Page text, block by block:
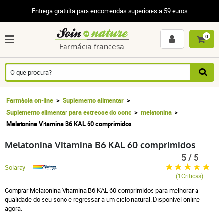
Entrega gratuita para encomendas superiores a 59 euros
Farmácia francesa
0
Farmácia on-line
Suplemento alimentar
Suplemento alimentar para estresse do sono
melatonina
Melatonina Vitamina B6 KAL 60 comprimidos
Melatonina Vitamina B6 KAL 60 comprimidos
Solaray
Comprar Melatonina Vitamina B6 KAL 60 comprimidos para melhorar a
qualidade do seu sono e regressar a um ciclo natural. Disponível online
agora.
5 / 5
(1Críticas)